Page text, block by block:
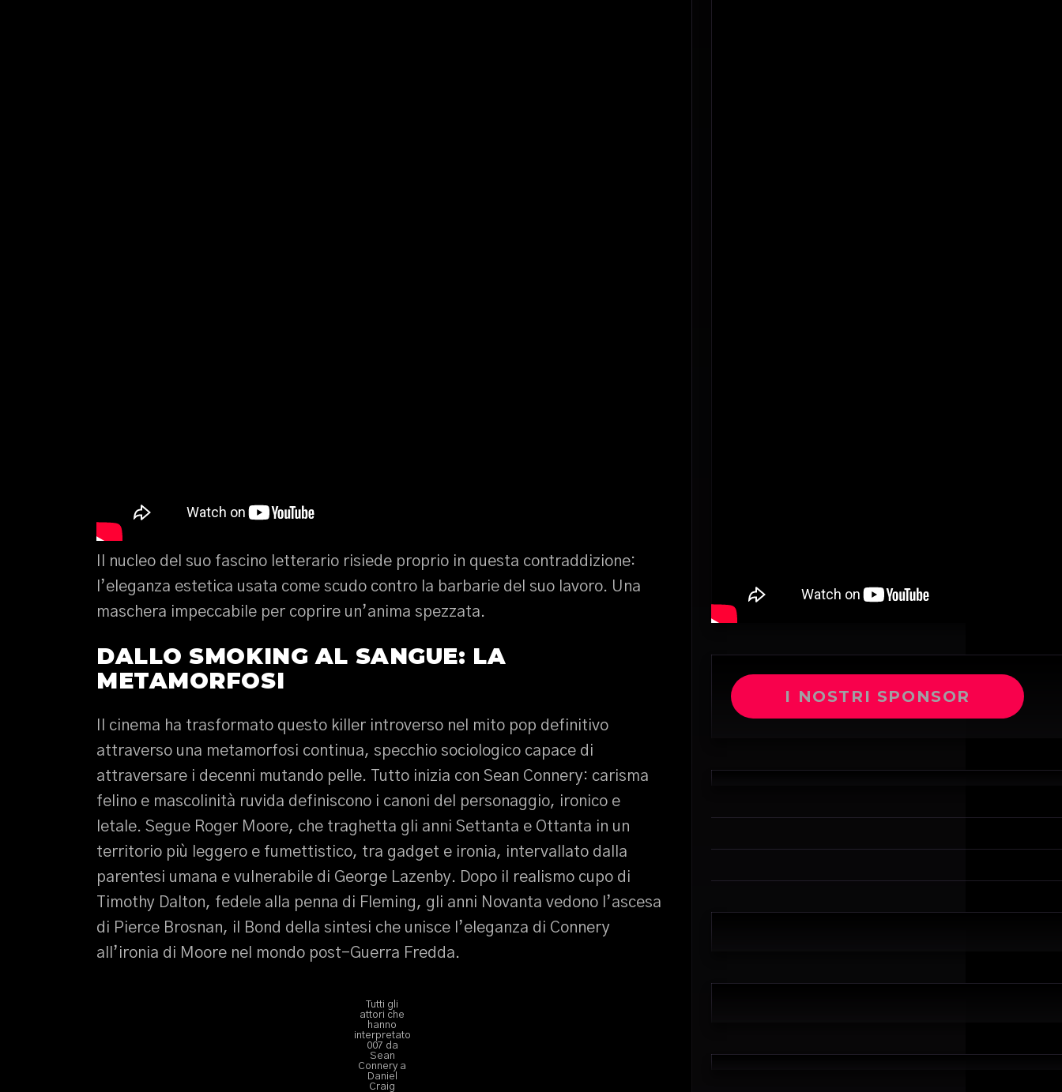
Il nucleo del suo fascino letterario risiede proprio in questa contraddizione:
l’eleganza estetica usata come scudo contro la barbarie del suo lavoro. Una
maschera impeccabile per coprire un’anima spezzata.
DALLO SMOKING AL SANGUE: LA
METAMORFOSI
Il cinema ha trasformato questo killer introverso nel mito pop definitivo
attraverso una metamorfosi continua, specchio sociologico capace di
attraversare i decenni mutando pelle. Tutto inizia con Sean Connery: carisma
felino e mascolinità ruvida definiscono i canoni del personaggio, ironico e
letale. Segue Roger Moore, che traghetta gli anni Settanta e Ottanta in un
territorio più leggero e fumettistico, tra gadget e ironia, intervallato dalla
parentesi umana e vulnerabile di George Lazenby. Dopo il realismo cupo di
Timothy Dalton, fedele alla penna di Fleming, gli anni Novanta vedono l’ascesa
di Pierce Brosnan, il Bond della sintesi che unisce l’eleganza di Connery
all’ironia di Moore nel mondo post-Guerra Fredda.
Tutti gli
attori che
hanno
interpretato
007 da
Sean
Connery a
Daniel
Craig
I NOSTRI SPONSOR